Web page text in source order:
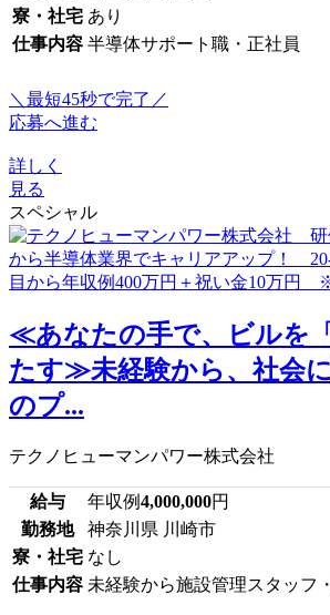
寮・社宅 あり
仕事内容 半導体サポート職・正社員
＼最短45秒で完了／
応募へ進む
詳しく
見る
スペシャル
≪あなたの手で、ビルを
たす≫未経験から、社会
のプ...
テクノヒューマンパワー株式会社
給与 年収例4,000,000円
勤務地
神奈川県 川崎市
寮・社宅 なし
仕事内容 未経験から施設管理スタッフ